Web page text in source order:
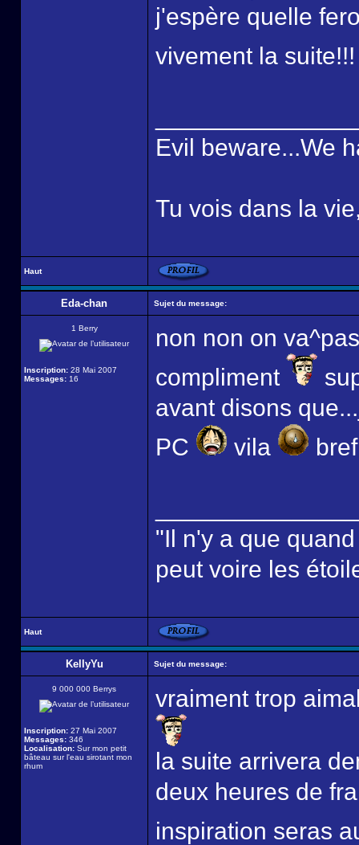
j'espère quelle
vivement la
Evil beware...We
Tu vois dans la
Haut
Eda-chan Sujet du message:
1 Berry
Inscription: 28 Mai 2007
Messages: 16
non non on
compliment
avant disons
PC
vila
"Il n'y a que
peut voire les
Haut
KellyYu Sujet du message:
9 000 000 Berrys
Inscription: 27 Mai 2007
Messages: 346
Localisation: Sur mon petit
bâteau sur l'eau sirotant mon
rhum
vraiment trop
la suite arrivera
deux heures de
inspiration seras